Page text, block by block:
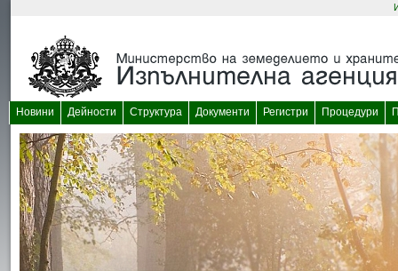
Новини Дейности Структура Документи Регистри Процедури